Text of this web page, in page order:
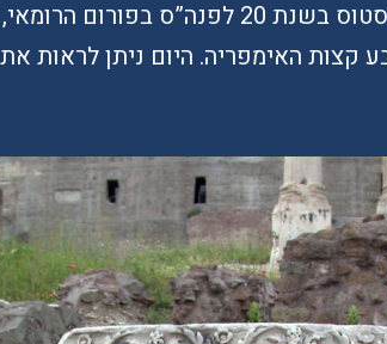
קצות האימפריה. היום ניתן לראות